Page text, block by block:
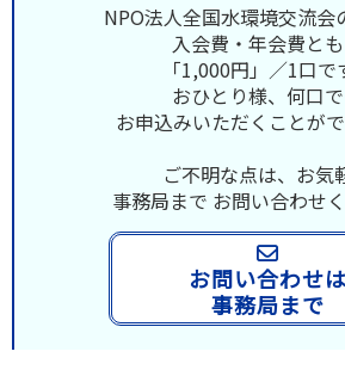
NPO法人全国水環境交流会
入会費・年会費と
「1,000円」／1口で
おひとり様、何口
お申込みいただくことがで
ご不明な点は、お気
事務局まで お問い合わせく
お問い合わせは
事務局まで